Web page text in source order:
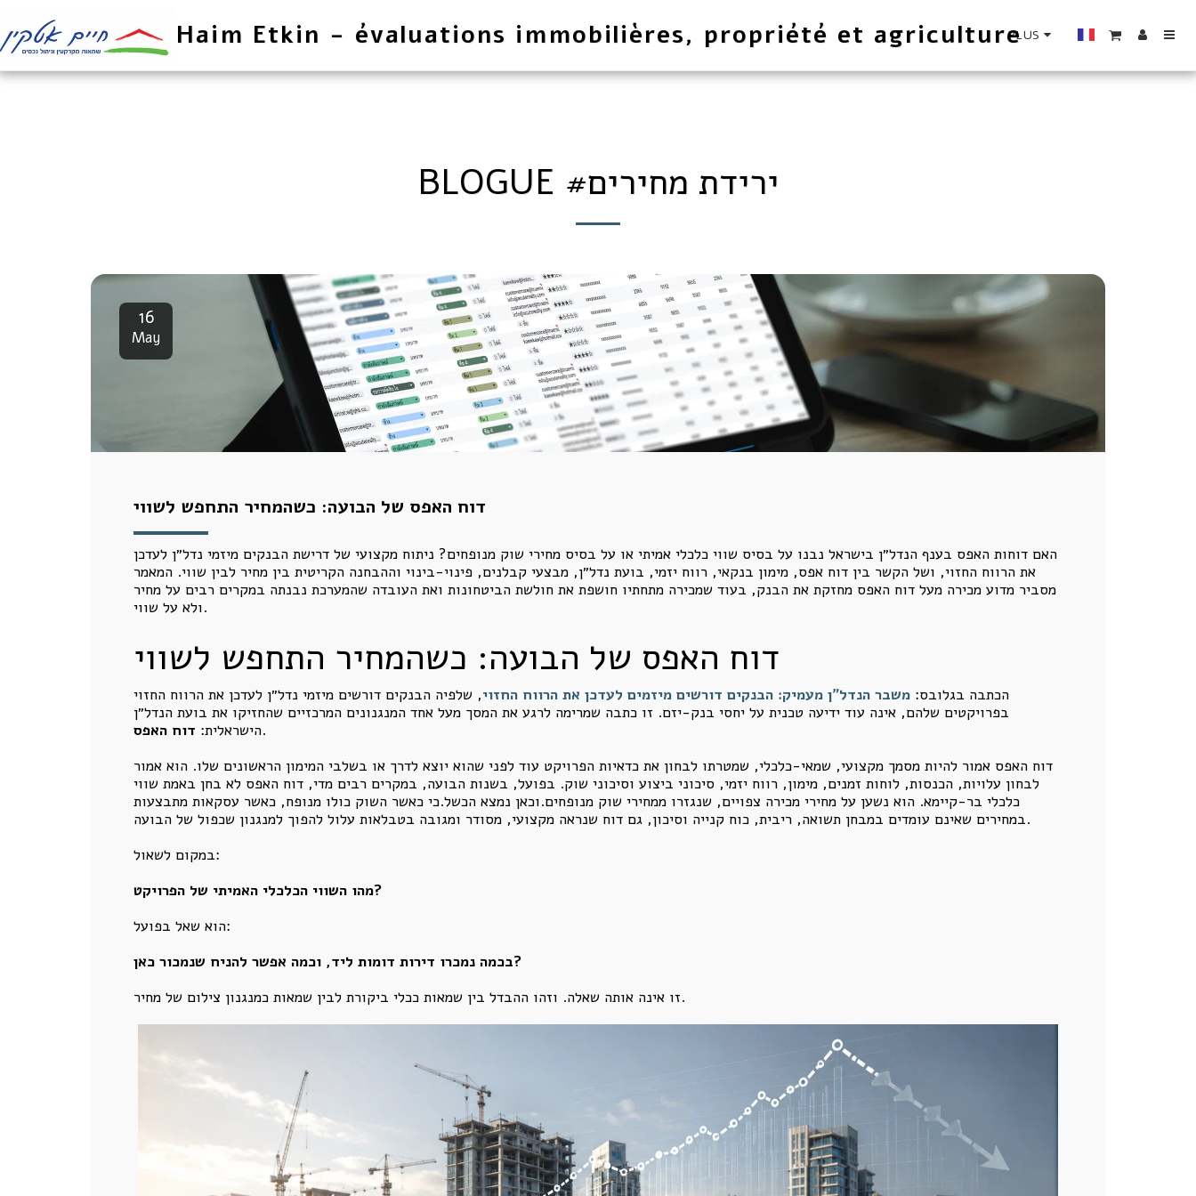
Haim Etkin - évaluations immobilières, propriété et agriculturePLUS
BLOGUE #ירידת מחירים
16
May
דוח האפס של הבועה: כשהמחיר התחפש לשווי
האם דוחות האפס בענף הנדל״ן בישראל נבנו על בסיס שווי כלכלי אמיתי או על בסיס מחירי שוק מנופחים? ניתוח מקצועי של דרישת הבנקים מיזמי נדל״ן לעדכן
את הרווח החזוי, ושל הקשר בין דוח אפס, מימון בנקאי, רווח יזמי, בועת נדל״ן, מבצעי קבלנים, פינוי-בינוי וההבחנה הקריטית בין מחיר לבין שווי. המאמר
מסביר מדוע מכירה מעל דוח האפס מחזקת את הבנק, בעוד שמכירה מתחתיו חושפת את חולשת הביטחונות ואת העובדה שהמערכת נבנתה במקרים רבים על מחיר
ולא על שווי.
דוח האפס של הבועה: כשהמחיר התחפש לשווי
הכתבה בגלובס: משבר הנדל"ן מעמיק: הבנקים דורשים מיזמים לעדכן את הרווח החזוי, שלפיה הבנקים דורשים מיזמי נדל״ן לעדכן את הרווח החזוי
בפרויקטים שלהם, אינה עוד ידיעה טכנית על יחסי בנק-יזם. זו כתבה שמרימה לרגע את המסך מעל אחד המנגנונים המרכזיים שהחזיקו את בועת הנדל״ן
הישראלית: דוח האפס
.
דוח האפס אמור להיות מסמך מקצועי, שמאי-כלכלי, שמטרתו לבחון את כדאיות הפרויקט עוד לפני שהוא יוצא לדרך או בשלבי המימון הראשונים שלו. הוא אמור
לבחון עלויות, הכנסות, לוחות זמנים, מימון, רווח יזמי, סיכוני ביצוע וסיכוני שוק. בפועל, בשנות הבועה, במקרים רבים מדי, דוח האפס לא בחן באמת שווי
כלכלי בר-קיימא. הוא נשען על מחירי מכירה צפויים, שנגזרו ממחירי שוק מנופחים.וכאן נמצא הכשל.כי כאשר השוק כולו מנופח, כאשר עסקאות מתבצעות
במחירים שאינם עומדים במבחן תשואה, ריבית, כוח קנייה וסיכון, גם דוח שנראה מקצועי, מסודר ומגובה בטבלאות עלול להפוך למנגנון שכפול של הבועה.
במקום לשאול:
מהו השווי הכלכלי האמיתי של הפרויקט?
הוא שאל בפועל:
בכמה נמכרו דירות דומות ליד, וכמה אפשר להניח שנמכור כאן?
זו אינה אותה שאלה. וזהו ההבדל בין שמאות ככלי ביקורת לבין שמאות כמנגנון צילום של מחיר.